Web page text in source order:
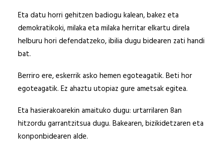
Eta datu horri gehitzen badiogu kalean, bakez eta
demokratikoki, milaka eta milaka herritar elkartu direla
helburu hori defendatzeko, ibilia dugu bidearen zati handi
bat.
Berriro ere, eskerrik asko hemen egoteagatik. Beti hor
egoteagatik. Ez ahaztu utopiaz gure ametsak egitea.
Eta hasierakoarekin amaituko dugu: urtarrilaren 8an
hitzordu garrantzitsua dugu. Bakearen, bizikidetzaren eta
konponbidearen alde.